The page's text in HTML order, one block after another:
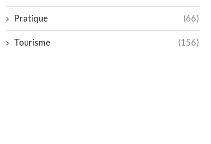
Pratique (66)
Tourisme (156)